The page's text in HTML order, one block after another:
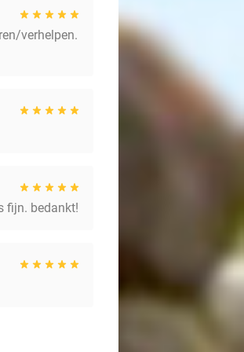
verhelpen.
fijn. bedankt!